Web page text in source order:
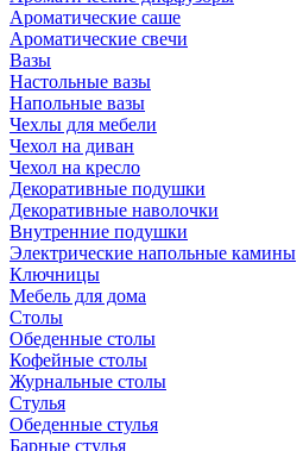
Ароматические саше
Ароматические свечи
Вазы
Настольные вазы
Напольные вазы
Чехлы для мебели
Чехол на диван
Чехол на кресло
Декоративные подушки
Декоративные наволочки
Внутренние подушки
Электрические напольные камины
Ключницы
Мебель для дома
Столы
Обеденные столы
Кофейные столы
Журнальные столы
Стулья
Обеденные стулья
Барные стулья